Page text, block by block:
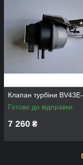
Клапан турбіни
Готово до відправки
7 260 ₴